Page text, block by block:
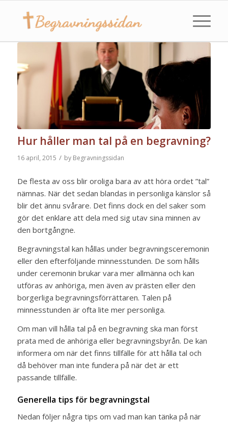
Hur håller man tal på en begravning?
16 april, 2015 / by Begravningssidan
De flesta av oss blir oroliga bara av att höra ordet ”tal”
nämnas. När det sedan blandas in personliga känslor så
blir det ännu svårare. Det finns dock en del saker som
gör det enklare att dela med sig utav sina minnen av
den bortgångne.
Begravningstal kan hållas under begravningsceremonin
eller den efterföljande minnesstunden. De som hålls
under ceremonin brukar vara mer allmänna och kan
utföras av anhöriga, men även av prästen eller den
borgerliga begravningsförrättaren. Talen på
minnesstunden är ofta lite mer personliga.
Om man vill hålla tal på en begravning ska man först
prata med de anhöriga eller begravningsbyrån. De kan
informera om när det finns tillfälle för att hålla tal och
då behöver man inte fundera på när det är ett
passande tillfälle.
Generella tips för begravningstal
Nedan följer några tips om vad man kan tänka på när